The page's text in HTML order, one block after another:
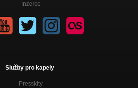
Inzerce
Služby pro kapely
Presskity